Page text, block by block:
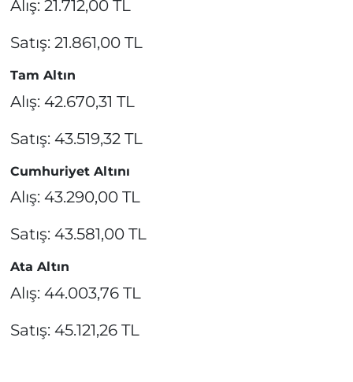
Alış: 21.712,00 TL
Satış: 21.861,00 TL
Tam Altın
Alış: 42.670,31 TL
Satış: 43.519,32 TL
Cumhuriyet Altını
Alış: 43.290,00 TL
Satış: 43.581,00 TL
Ata Altın
Alış: 44.003,76 TL
Satış: 45.121,26 TL